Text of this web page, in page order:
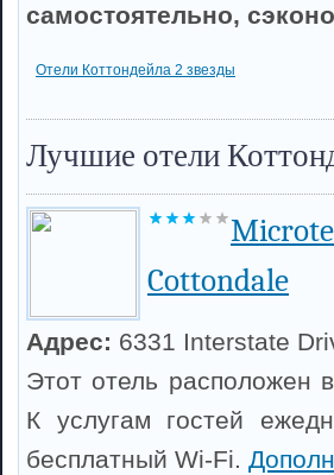
самостоятельно,
Отели Коттондейла 2 звезды
Лучшие отели
Cottondale
Адрес: 6331 Interstate
Этот отель расположен
К услугам гостей
бесплатный Wi-Fi.